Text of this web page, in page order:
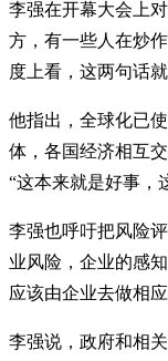
李强在开幕大会上
方，有一些人在炒
度上看，这两句话
他指出，全球化已
体，各国经济相互
“这本来就是好事，
李强也呼吁把风险
业风险，企业的感
应该由企业去做相
李强说，政府和相